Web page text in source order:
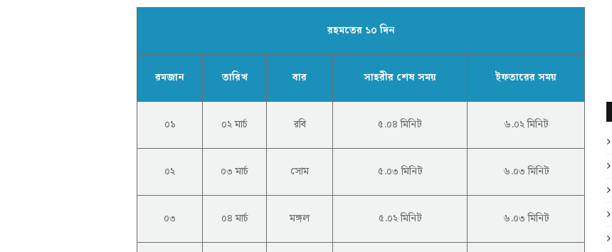
রহমতের ১০ দিন
রমজান তারিখ বার সাহরীর শেষ সময় ইফতারের সময়
০১ ০২ মার্চ রবি ৫.০৪ মিনিট ৬.০২ মিনিট
০২ ০৩ মার্চ সোম ৫.০৩ মিনিট ৬.০৩ মিনিট
০৩ ০৪ মার্চ মঙ্গল ৫.০২ মিনিট ৬.০৩ মিনিট